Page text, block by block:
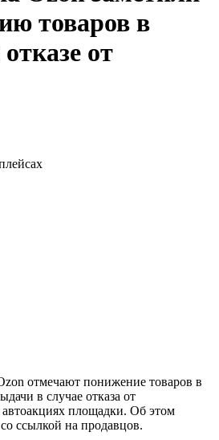
товаров в
от
отмечают понижение товаров в
в случае отказа от
автоакциях площадки. Об этом
ссылкой на продавцов.